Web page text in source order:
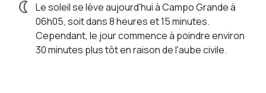
06h05, soit dans 8 heures et 15 minutes.
Cependant, le jour commence à poindre environ
30 minutes plus tôt en raison de l'aube civile.